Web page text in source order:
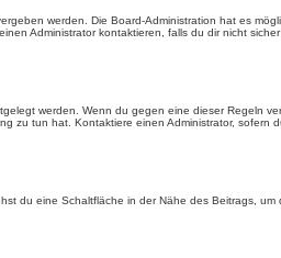
werden. Die Board-Administration hat es
Administrator kontaktieren, falls du dir nicht
werden. Wenn du gegen eine dieser Regeln
zu tun hat. Kontaktiere einen Administrator, sofern
du eine Schaltfläche in der Nähe des Beitrags,